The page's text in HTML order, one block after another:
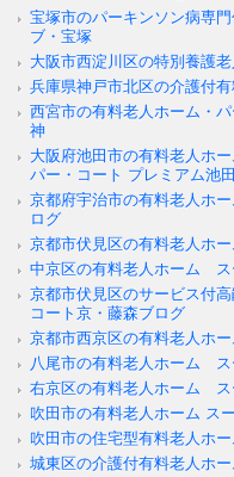
宝塚市のパーキンソン病専
ブ・宝塚
大阪市西淀川区の特別養護
兵庫県神戸市北区の介護付
西宮市の有料老人ホーム・
神
大阪府池田市の有料老人ホ
パー・コート プレミアム池田
京都府宇治市の有料老人ホ
ログ
京都市伏見区の有料老人ホ
中京区の有料老人ホーム ス
京都市伏見区のサービス付
コート京・藤森ブログ
京都市西京区の有料老人ホ
八尾市の有料老人ホーム
右京区の有料老人ホーム ス
吹田市の有料老人ホーム ス
吹田市の住宅型有料老人ホ
城東区の介護付有料老人ホ